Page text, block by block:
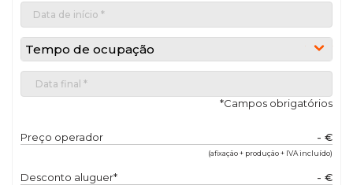
Tempo de ocupação
*Campos obrigatórios
Preço operador - €
(afixação + produção + IVA incluído)
Desconto aluguer* - €